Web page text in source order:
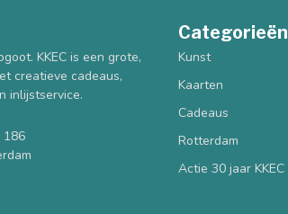
KKEC is een grote,
creatieve cadeaus,
inlijstservice.
186
Categorieën
Kunst
Kaarten
Cadeaus
Rotterdam
Actie 30 jaar KKEC